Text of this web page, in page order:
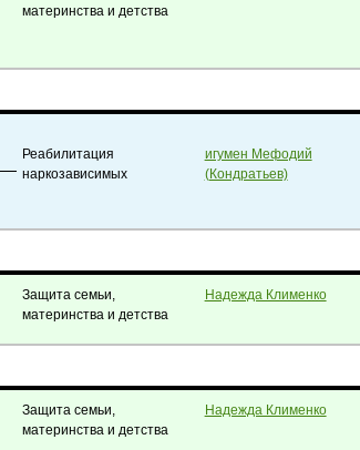
материнства и детства
Реабилитация
наркозависимых
игумен Мефодий
(Кондратьев)
Защита семьи,
материнства и детства
Надежда Клименко
Защита семьи,
материнства и детства
Надежда Клименко